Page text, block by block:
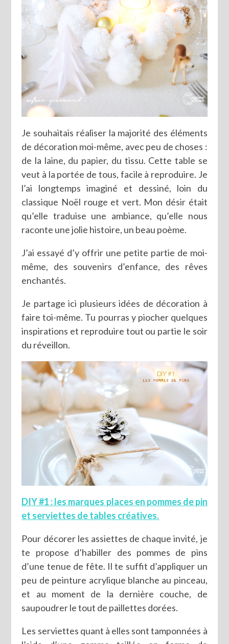
Je souhaitais réaliser la majorité des éléments
de décoration moi-même, avec peu de choses :
de la laine, du papier, du tissu. Cette table se
veut à la portée de tous, facile à reproduire. Je
l’ai longtemps imaginé et dessiné, loin du
classique Noël rouge et vert. Mon désir était
qu’elle traduise une ambiance, qu’elle nous
raconte une jolie histoire, un beau poème.
J’ai essayé d’y offrir une petite partie de moi-
même, des souvenirs d’enfance, des rêves
enchantés.
Je partage ici plusieurs idées de décoration à
faire toi-même. Tu pourras y piocher quelques
inspirations et reproduire tout ou partie le soir
du réveillon.
DIY #1 : les marques places en pommes de pin
et serviettes de tables créatives.
Pour décorer les assiettes de chaque invité, je
te propose d’habiller des pommes de pins
d’une tenue de fête. Il te suffit d’appliquer un
peu de peinture acrylique blanche au pinceau,
et au moment de la dernière couche, de
saupoudrer le tout de paillettes dorées.
Les serviettes quant à elles sont tamponnées à